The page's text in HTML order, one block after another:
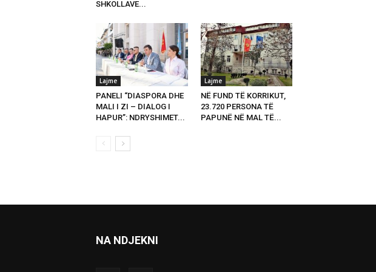
SHKOLLAVE...
Lajme
PANELI “DIASPORA DHE
MALI I ZI – DIALOG I
HAPUR”: NDRYSHIMET...
Lajme
NË FUND TË KORRIKUT,
23.720 PERSONA TË
PAPUNË NË MAL TË...
NA NDJEKNI